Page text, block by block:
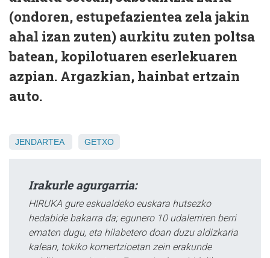
(ondoren, estupefazientea zela jakin
ahal izan zuten) aurkitu zuten poltsa
batean, kopilotuaren eserlekuaren
azpian. Argazkian, hainbat ertzain
auto.
JENDARTEA GETXO
Irakurle agurgarria:
HIRUKA gure eskualdeko euskara hutsezko
hedabide bakarra da; egunero 10 udalerriren berri
ematen dugu, eta hilabetero doan duzu aldizkaria
kalean, tokiko komertzioetan zein erakunde